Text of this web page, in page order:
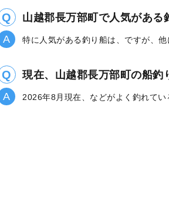
山越郡長万部町で人気がある
特に人気がある釣り船は、ですが、
現在、山越郡長万部町の船釣
2026年8月現在、などがよく釣れてい